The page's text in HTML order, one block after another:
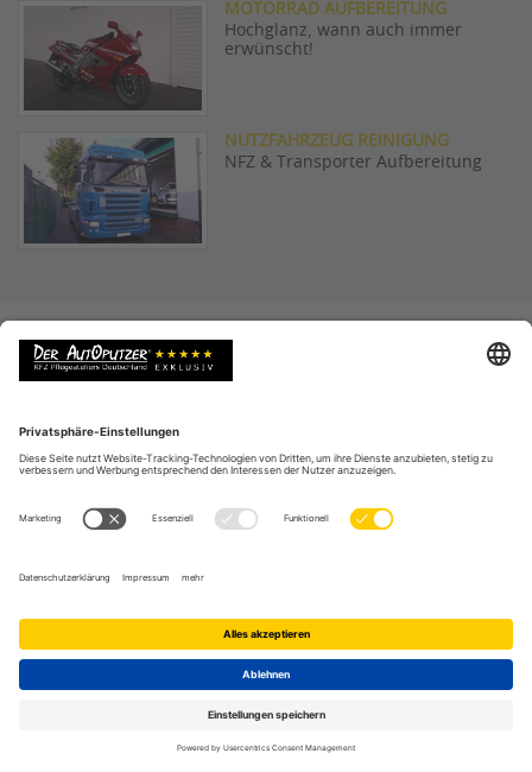
MOTORRAD AUFBEREITUNG
Hochglanz, wann auch immer
erwünscht!
NUTZFAHRZEUG REINIGUNG
NFZ & Transporter Aufbereitung
WEITERE REFERENZEN AUTOPUTZER
Autoaufbereitung von A-Z
Autowerbung entfernen lassen
Auto Verkaufsaufbereitung
Auto waschen, reinigen & polieren
Geruchsbeseitigung & Ozoneinsatz
Cabrioverdeck Aufbereitung